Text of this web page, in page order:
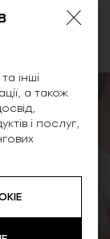
NEW
інші
а також
і послуг,